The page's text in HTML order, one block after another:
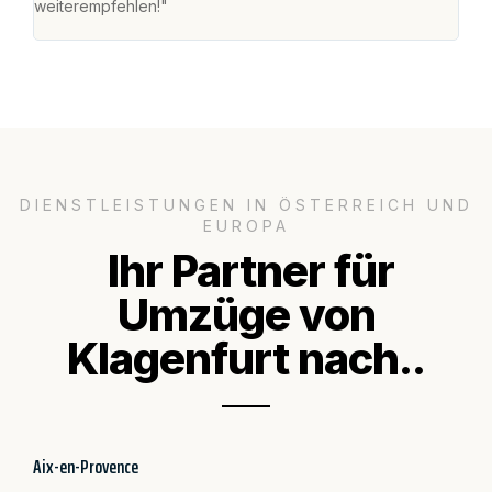
weiterempfehlen!"
DIENSTLEISTUNGEN IN ÖSTERREICH UND
EUROPA
Ihr Partner für
Umzüge von
Klagenfurt nach..
Aix-en-Provence